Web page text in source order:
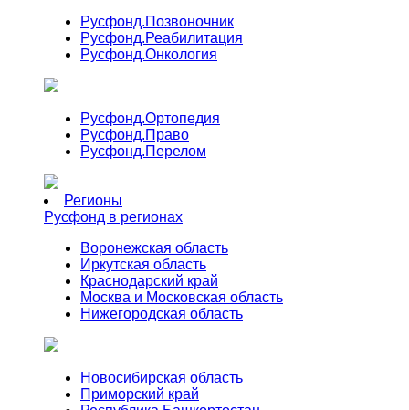
Русфонд.Позвоночник
Русфонд.Реабилитация
Русфонд.Онкология
Русфонд.Ортопедия
Русфонд.Право
Русфонд.Перелом
Регионы
Русфонд в регионах
Воронежская область
Иркутская область
Краснодарский край
Москва и Московская область
Нижегородская область
Новосибирская область
Приморский край